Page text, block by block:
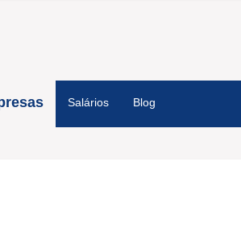
Salários Blog